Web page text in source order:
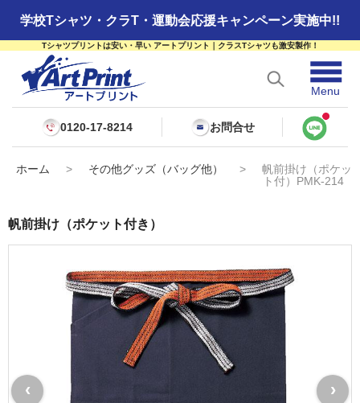
学校Tシャツ・クラT・運動会応援キャンペーン実施中!!
Tシャツプリントは安い・早い アートプリント｜クラスTシャツも激安製作！
☰
Menu
0120-17-8214 お問合せ
ホーム > その他グッズ（バッグ他） >
帆前掛け（ポケッ
ト付）PMK-214
帆前掛け（ポケット付き）
‹ ›